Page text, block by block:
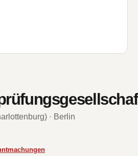
· Berlin